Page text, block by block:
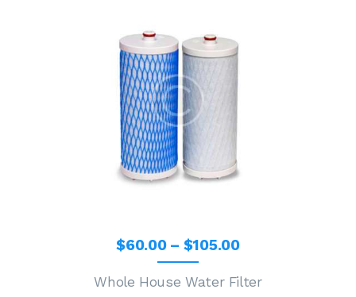
$60.00 – $105.00
Whole House Water Filter